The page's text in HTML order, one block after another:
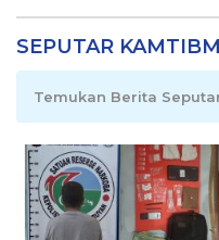
SEPUTAR
Temukan Berita